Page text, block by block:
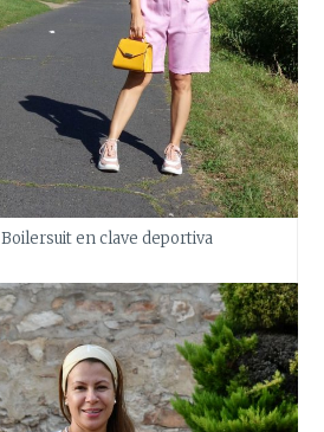
Boilersuit en clave deportiva